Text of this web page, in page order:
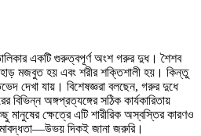
একটি গুরুত্বপূর্ণ অংশ গরুর দুধ। শৈশব
মজবুত হয় এবং শরীর শক্তিশালী হয়। কিন্তু
দেখা যায়। বিশেষজ্ঞরা বলছেন, গরুর দুধে
বিভিন্ন অঙ্গপ্রত্যঙ্গের সঠিক কার্যকারিতায়
ক্ষেত্রে এটি শারীরিক অস্বস্তির কারণও
দিকই জানা জরুরি।